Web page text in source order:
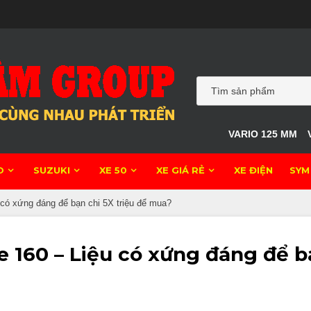
VARIO 125 MM
SUZUKI XE 50 XE GIÁ RẺ XE ĐIỆN SYM
xứng đáng để bạn chi 5X triệu để mua?
160 – Liệu có xứng đáng để